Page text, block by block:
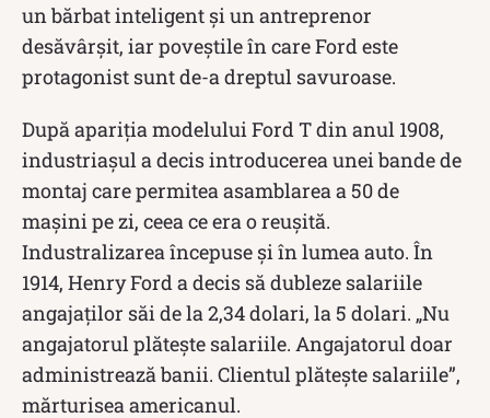
un bărbat inteligent și un antreprenor
desăvârșit, iar poveștile în care Ford este
protagonist sunt de-a dreptul savuroase.
După apariția modelului Ford T din anul 1908,
industriașul a decis introducerea unei bande de
montaj care permitea asamblarea a 50 de
mașini pe zi, ceea ce era o reușită.
Industralizarea începuse și în lumea auto. În
1914, Henry Ford a decis să dubleze salariile
angajaților săi de la 2,34 dolari, la 5 dolari. „Nu
angajatorul plăteşte salariile. Angajatorul doar
administrează banii. Clientul plăteşte salariile”,
mărturisea americanul.